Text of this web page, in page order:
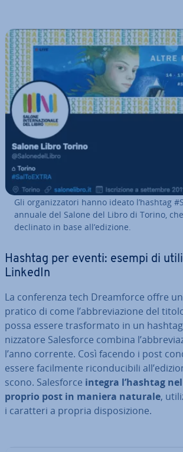
Gli or­ga­niz­za­to­ri hanno ideato l’hashtag
annuale del Salone del Libro di Torino,
declinato in base all’edizione.
Hashtag per eventi: esempi di
LinkedIn
La con­fe­ren­za tech Dream­for­ce offre
pratico di come l’ab­bre­via­zio­ne del
possa essere tra­sfor­ma­to in un
niz­za­to­re Sa­le­sfor­ce combina
l’anno corrente. Così facendo i post
essere fa­cil­men­te ri­con­du­ci­bi­li
sco­no. Sa­le­sfor­ce integra l’hashtag
proprio post in maniera naturale,
i caratteri a propria di­spo­si­zio­ne.